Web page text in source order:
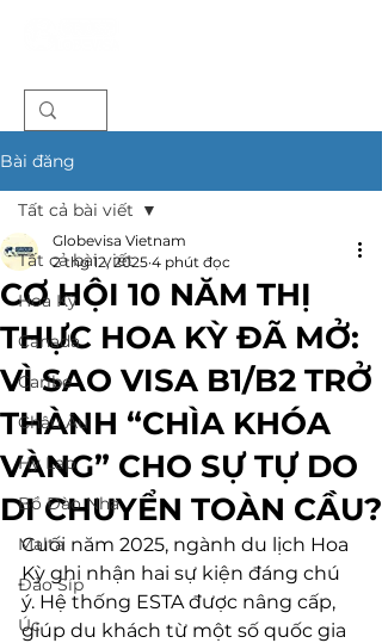
Bài đăng
Tất cả bài viết
Hoa Kỳ
Canada
Caribe
Châu Âu
Hy Lạp
Bồ Đào Nha
Malta
Đảo Síp
Úc
Tất cả bài viết
CƠ HỘI 10 NĂM THỊ
THỰC HOA KỲ ĐÃ MỞ:
VÌ SAO VISA B1/B2 TRỞ
THÀNH “CHÌA KHÓA
VÀNG” CHO SỰ TỰ DO
DI CHUYỂN TOÀN CẦU?
Globevisa Vietnam
2 thg 12, 2025 4 phút đọc
Cuối năm 2025, ngành du lịch Hoa
Kỳ ghi nhận hai sự kiện đáng chú
ý. Hệ thống ESTA được nâng cấp,
giúp du khách từ một số quốc gia